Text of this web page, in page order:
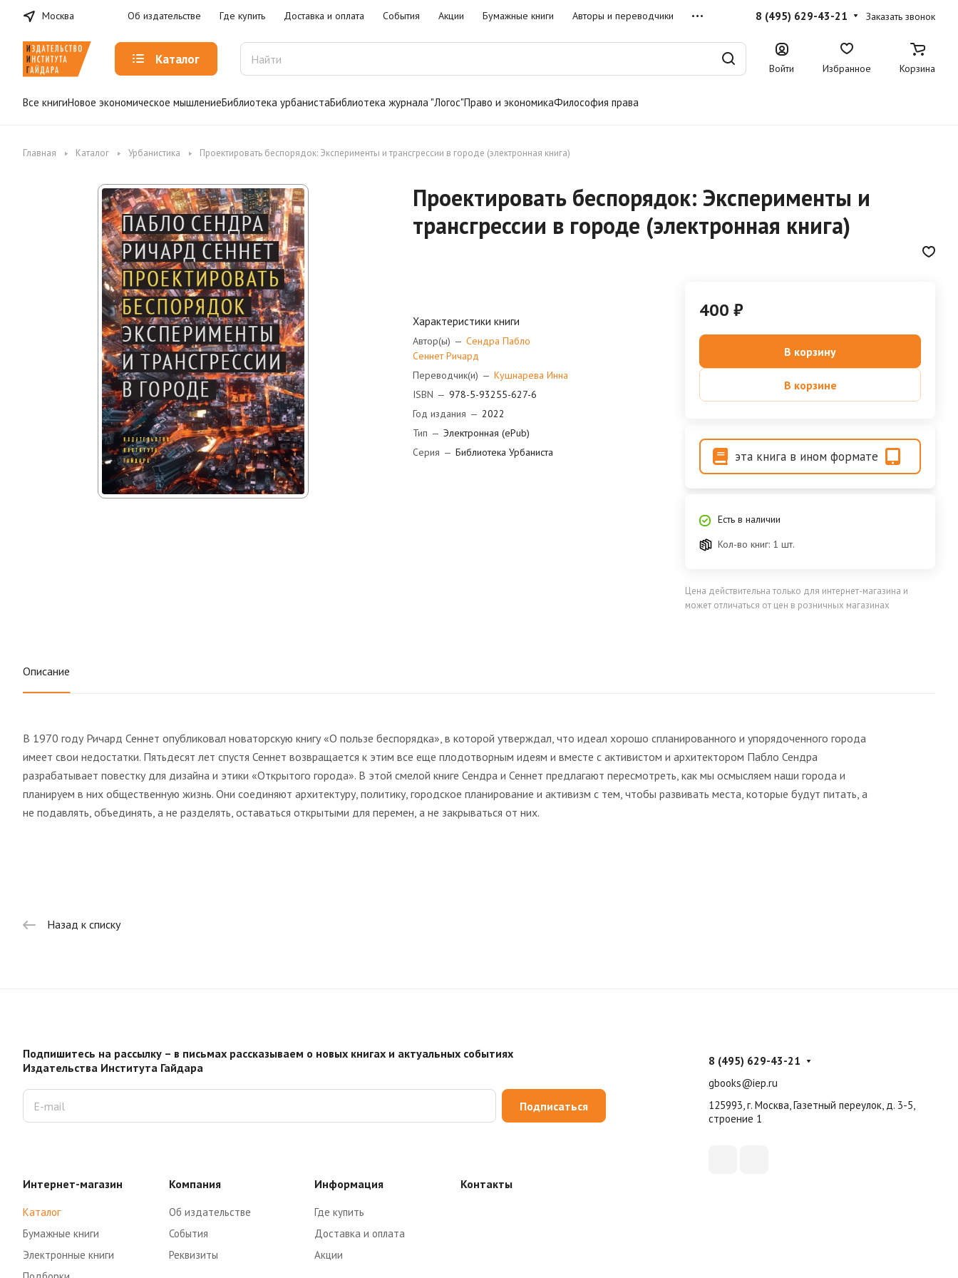
Москва Об издательстве Где купить Доставка и оплата События Акции Бумажные книги Авторы и переводчики 8 (495) 629-43-21 Заказать звонок
Каталог
Войти Избранное Корзина
Все книгиНовое экономическое мышлениеБиблиотека урбанистаБиблиотека журнала "Логос"Право и экономикаФилософия права
Главная Каталог Урбанистика Проектировать беспорядок: Эксперименты и трансгрессии в городе (электронная книга)
Проектировать беспорядок: Эксперименты и
трансгрессии в городе (электронная книга)
Характеристики книги
Автор(ы) — Сендра Пабло
Сеннет Ричард
Переводчик(и) — Кушнарева Инна
ISBN — 978-5-93255-627-6
Год издания — 2022
Тип — Электронная (ePub)
Серия — Библиотека Урбаниста
400 ₽
В корзину
В корзине
эта книга в ином формате
Есть в наличии
Кол-во книг: 1 шт.
Цена действительна только для интернет-магазина и
может отличаться от цен в розничных магазинах
Описание
В 1970 году Ричард Сеннет опубликовал новаторскую книгу «О пользе беспорядка», в которой утверждал, что идеал хорошо спланированного и упорядоченного города
имеет свои недостатки. Пятьдесят лет спустя Сеннет возвращается к этим все еще плодотворным идеям и вместе с активистом и архитектором Пабло Сендра
разрабатывает повестку для дизайна и этики «Открытого города». В этой смелой книге Сендра и Сеннет предлагают пересмотреть, как мы осмысляем наши города и
планируем в них общественную жизнь. Они соединяют архитектуру, политику, городское планирование и активизм с тем, чтобы развивать места, которые будут питать, а
не подавлять, объединять, а не разделять, оставаться открытыми для перемен, а не закрываться от них.
Назад к списку
Подпишитесь на рассылку – в письмах рассказываем о новых книгах и актуальных событиях
Издательства Института Гайдара
Подписаться
Интернет-магазин
Каталог
Бумажные книги
Электронные книги
Компания
Об издательстве
События
Реквизиты
Информация
Где купить
Доставка и оплата
Акции
Контакты
8 (495) 629-43-21
gbooks@iep.ru
125993, г. Москва, Газетный переулок, д. 3-5,
строение 1